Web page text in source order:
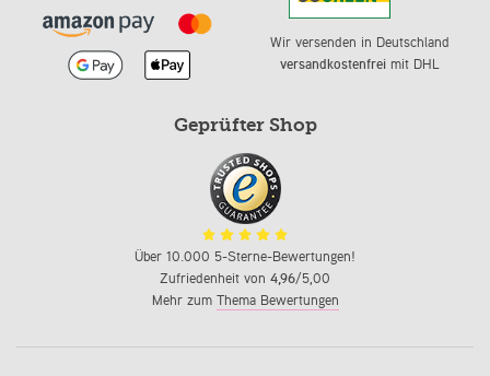
Wir versenden in Deutschland
versandkostenfreimit DHL
Geprüfter Shop
Über 10.000 5-Sterne-Bewertungen!
Zufriedenheit von 4,96/5,00
Mehr zum Thema Bewertungen